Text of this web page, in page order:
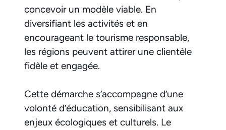
concevoir un modèle viable. En
diversifiant les activités et en
encourageant le tourisme responsable,
les régions peuvent attirer une clientèle
fidèle et engagée.
Cette démarche s’accompagne d’une
volonté d’éducation, sensibilisant aux
enjeux écologiques et culturels. Le